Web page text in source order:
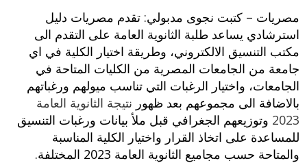
مصريات – كتبت نجوى مدبولي: تقدم مصريات دليل
استرشادي يساعد طلبة الثانوية العامة على التقدم الى
مكتب التنسيق الالكتروني، وطريقة اختيار الكلية في اي
جامعة من الجامعات المصرية من الكليات المتاحة في
الجامعات، واختيار الرغبات التي تناسب ميولهم ورغباتهم
بالاضافة الى مجموعهم بعد ظهور نتيجة الثانوية العامة
2023 وتوزيعهم الجغرافي قبل ملأ بيانات ورغبات التنسيق
للمساعدة على اتخاذ القرار واختيار الكلية المناسبة
والمتاحة حسب مجاميع الثانوية العامة 2023 المختلفة.